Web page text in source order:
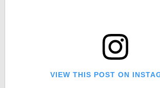
VIEW THIS POST ON